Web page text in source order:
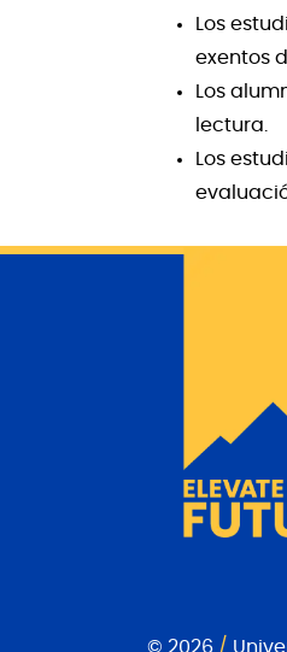
Los
exentos
Los
lectura.
Los
© 2026 /